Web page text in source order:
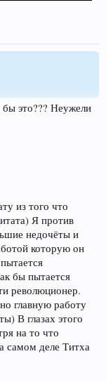
бы это??? Неужели
из того что
Я против
недочёты и
которую он
бы пытается
революционер.
главную работу
В глазах этого
на то что
самом деле Титха